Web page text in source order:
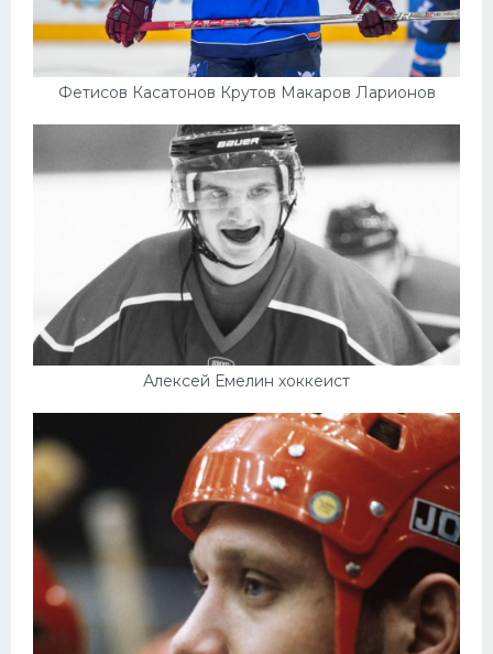
Фетисов Касатонов Крутов Макаров Ларионов
Алексей Емелин хоккеист